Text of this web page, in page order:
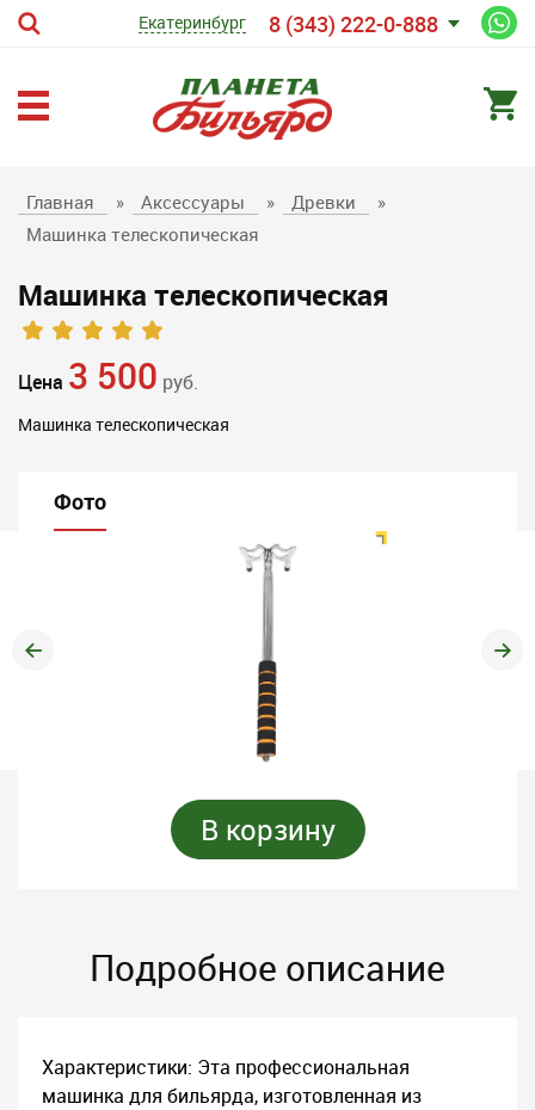
Екатеринбург 8 (343) 222-0-888
Главная » Аксессуары » Древки
»
Машинка телескопическая
Машинка телескопическая
Цена 3 500 руб.
Машинка телескопическая
Фото
В корзину
Подробное описание
Характеристики: Эта профессиональная
машинка для бильярда, изготовленная из